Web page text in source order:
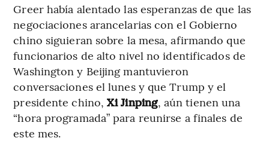
Greer había alentado las esperanzas de que las
negociaciones arancelarias con el Gobierno
chino siguieran sobre la mesa, afirmando que
funcionarios de alto nivel no identificados de
Washington y Beijing mantuvieron
conversaciones el lunes y que Trump y el
presidente chino, Xi Jinping, aún tienen una
“hora programada” para reunirse a finales de
este mes.